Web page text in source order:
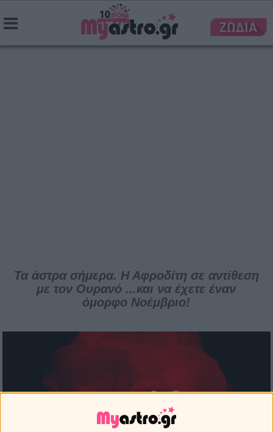
Τα άστρα σήμερα. Η Αφροδίτη σε αντίθεση
με τον Ουρανό ...και να έχετε έναν
όμορφο Νοέμβριο!